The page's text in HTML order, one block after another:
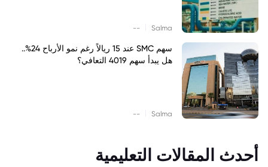
Salma
--
سهم SMC عند 15 ريالاً رغم نمو الأرباح 24%..
هل يبدأ سهم 4019 التعافي؟
Salma
--
أحدث المقالات التعليمية